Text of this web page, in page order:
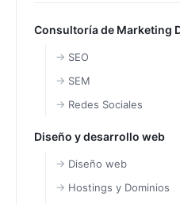
Consultoría de Marketing
SEO
SEM
Redes Sociales
Diseño y desarrollo web
Diseño web
Hostings y Dominios